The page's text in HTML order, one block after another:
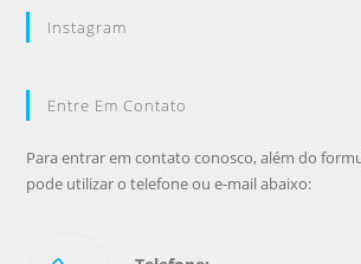
Instagram
Entre Em Contato
Para entrar em contato conosco, além do
pode utilizar o telefone ou e-mail abaixo: